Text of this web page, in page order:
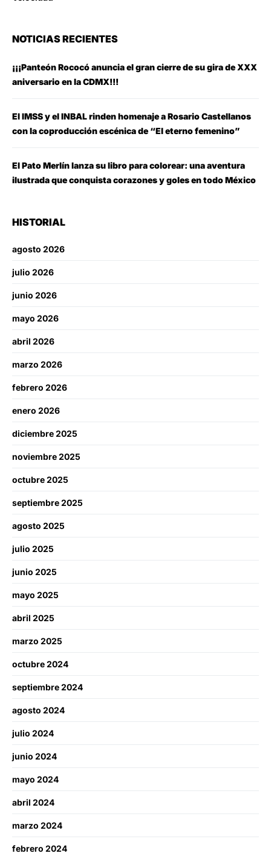
NOTICIAS RECIENTES
¡¡¡Panteón Rococó anuncia el gran cierre de su gira de XXX
aniversario en la CDMX!!!
El IMSS y el INBAL rinden homenaje a Rosario Castellanos
con la coproducción escénica de “El eterno femenino”
El Pato Merlín lanza su libro para colorear: una aventura
ilustrada que conquista corazones y goles en todo México
HISTORIAL
agosto 2026
julio 2026
junio 2026
mayo 2026
abril 2026
marzo 2026
febrero 2026
enero 2026
diciembre 2025
noviembre 2025
octubre 2025
septiembre 2025
agosto 2025
julio 2025
junio 2025
mayo 2025
abril 2025
marzo 2025
octubre 2024
septiembre 2024
agosto 2024
julio 2024
junio 2024
mayo 2024
abril 2024
marzo 2024
febrero 2024